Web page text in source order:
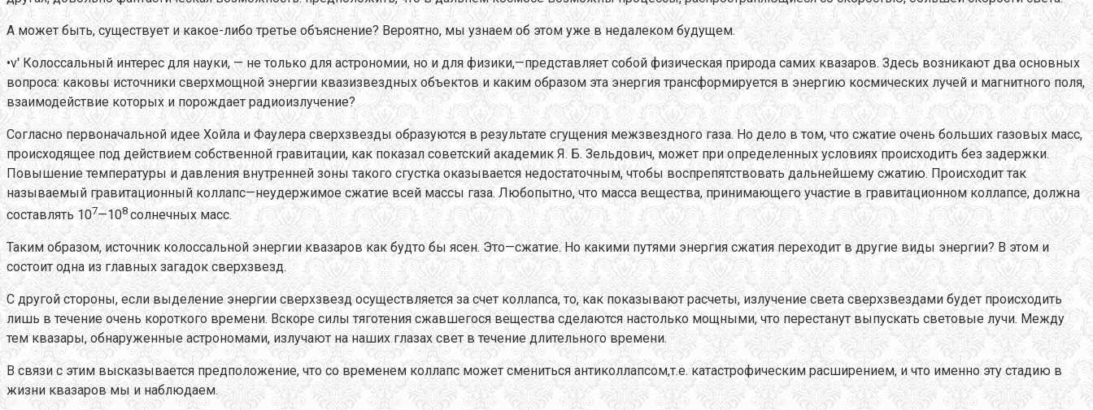
А может быть, существует и какое-либо третье объяснение? Вероятно, мы узнаем об этом уже в недалеком будущем.
•v' Колоссальный интерес для науки, — не только для астрономии, но и для физики,—представляет собой физическая природа самих квазаров. Здесь возникают два основных
вопроса: каковы источники сверхмощной энергии квазизвездных объектов и каким образом эта энергия трансформируется в энергию космических лучей и магнитного поля,
взаимодействие которых и порождает радиоизлучение?
Согласно первоначальной идее Хойла и Фаулера сверхзвезды образуются в результате сгущения межзвездного газа. Но дело в том, что сжатие очень больших газовых масс,
происходящее под действием собственной гравитации, как показал советский академик Я. Б. Зельдович, может при определенных условиях происходить без задержки.
Повышение температуры и давления внутренней зоны такого сгустка оказывается недостаточным, чтобы воспрепятствовать дальнейшему сжатию. Происходит так
называемый гравитационный коллапс—неудержимое сжатие всей массы газа. Любопытно, что масса вещества, принимающего участие в гравитационном коллапсе, должна
составлять 107—108 солнечных масс.
Таким образом, источник колоссальной энергии квазаров как будто бы ясен. Это—сжатие. Но какими путями энергия сжатия переходит в другие виды энергии? В этом и
состоит одна из главных загадок сверхзвезд.
С другой стороны, если выделение энергии сверхзвезд осуществляется за счет коллапса, то, как показывают расчеты, излучение света сверхзвездами будет происходить
лишь в течение очень короткого времени. Вскоре силы тяготения сжавшегося вещества сделаются настолько мощными, что перестанут выпускать световые лучи. Между
тем квазары, обнаруженные астрономами, излучают на наших глазах свет в течение длительного времени.
В связи с этим высказывается предположение, что со временем коллапс может смениться антиколлапсом,т.е. катастрофическим расширением, и что именно эту стадию в
жизни квазаров мы и наблюдаем.